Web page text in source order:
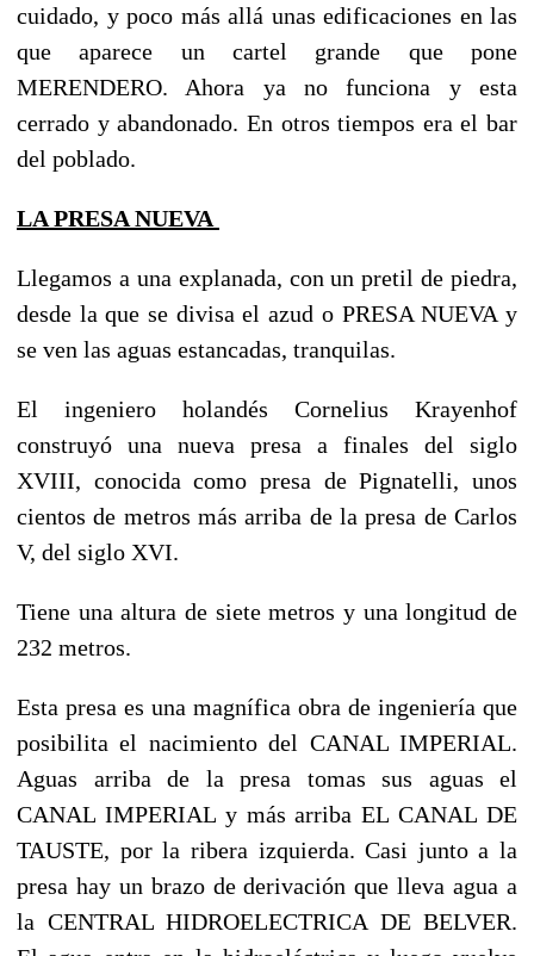
cuidado, y poco más allá unas edificaciones en las
que aparece un cartel grande que pone
MERENDERO. Ahora ya no funciona y esta
cerrado y abandonado. En otros tiempos era el bar
del poblado.
LA PRESA NUEVA
Llegamos a una explanada, con un pretil de piedra,
desde la que se divisa el azud o PRESA NUEVA y
se ven las aguas estancadas, tranquilas.
El ingeniero holandés Cornelius Krayenhof
construyó una nueva presa a finales del siglo
XVIII, conocida como presa de Pignatelli, unos
cientos de metros más arriba de la presa de Carlos
V, del siglo XVI.
Tiene una altura de siete metros y una longitud de
232 metros.
Esta presa es una magnífica obra de ingeniería que
posibilita el nacimiento del CANAL IMPERIAL.
Aguas arriba de la presa tomas sus aguas el
CANAL IMPERIAL y más arriba EL CANAL DE
TAUSTE, por la ribera izquierda. Casi junto a la
presa hay un brazo de derivación que lleva agua a
la CENTRAL HIDROELECTRICA DE BELVER.